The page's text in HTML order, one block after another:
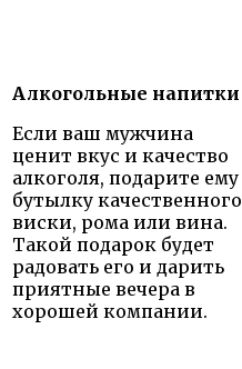
Алкогольные напитки
Если ваш мужчина
ценит вкус и качество
алкоголя, подарите ему
бутылку качественного
виски, рома или вина.
Такой подарок будет
радовать его и дарить
приятные вечера в
хорошей компании.